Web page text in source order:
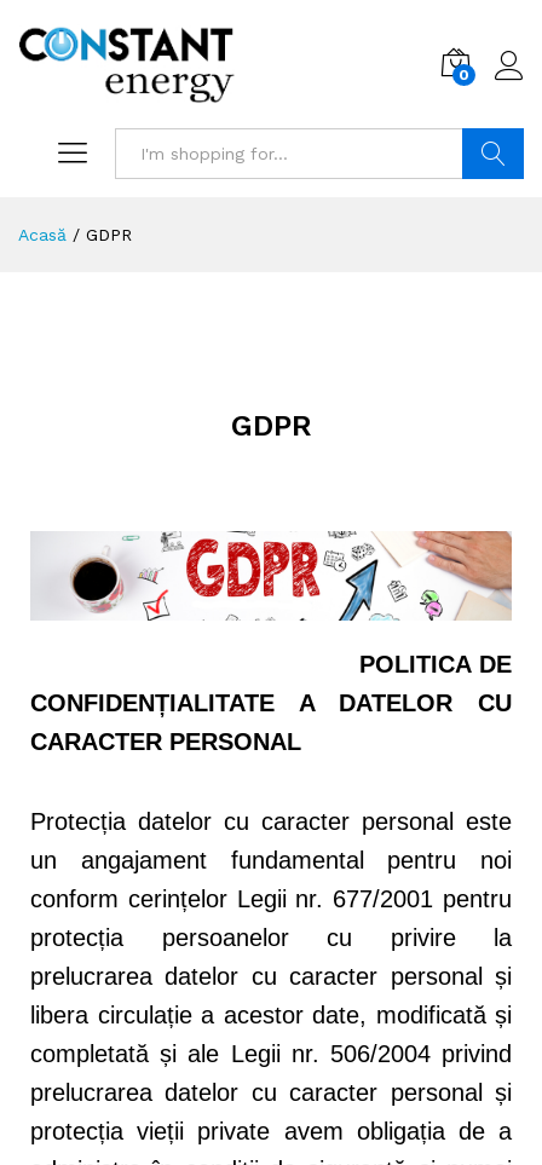
0
Acasă / GDPR
GDPR
POLITICA DE
CONFIDENȚIALITATE A DATELOR CU
CARACTER PERSONAL
Protecția datelor cu caracter personal este
un angajament fundamental pentru noi
conform cerințelor Legii nr. 677/2001 pentru
protecția persoanelor cu privire la
prelucrarea datelor cu caracter personal și
libera circulație a acestor date, modificată și
completată și ale Legii nr. 506/2004 privind
prelucrarea datelor cu caracter personal și
protecția vieții private avem obligația de a